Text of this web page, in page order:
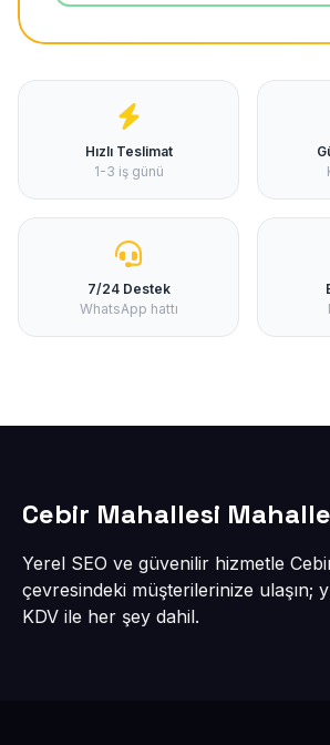
Hızlı Teslimat
1-3 iş günü
7/24 Destek
WhatsApp hattı
Cebir Mahallesi
Yerel SEO ve güvenilir hizmetle
çevresindeki müşterilerinize ulaşın;
KDV ile her şey dahil.